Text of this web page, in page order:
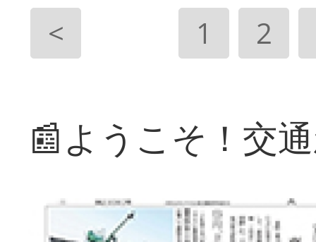
< 1 2
📰ようこそ！交